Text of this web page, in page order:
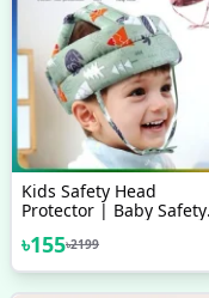
Kids Safety Head
Protector | Baby Safety
Breathable & Adjustable
Head Cushion| Kids Or
৳155৳2199